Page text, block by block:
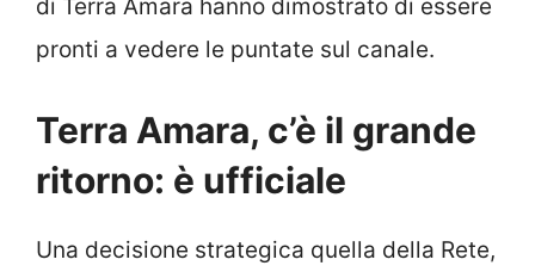
di Terra Amara hanno dimostrato di essere
pronti a vedere le puntate sul canale.
Terra Amara, c’è il grande
ritorno: è ufficiale
Una decisione strategica quella della Rete,